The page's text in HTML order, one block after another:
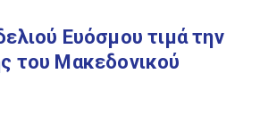
Ευόσμου τιμά την
του Μακεδονικού